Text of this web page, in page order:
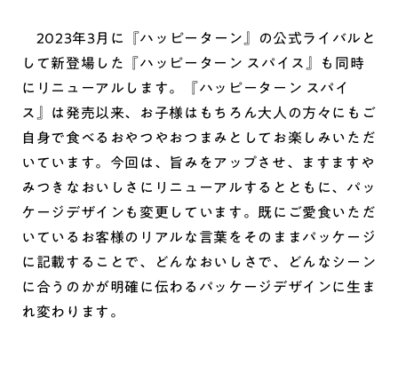
2023年3月に『ハッピーターン』の公式ライバルと
して新登場した『ハッピーターン スパイス』も同時
にリニューアルします。『ハッピーターン スパイ
ス』は発売以来、お子様はもちろん大人の方々にもご
自身で食べるおやつやおつまみとしてお楽しみいただ
いています。今回は、旨みをアップさせ、ますますや
みつきなおいしさにリニューアルするとともに、パッ
ケージデザインも変更しています。既にご愛食いただ
いているお客様のリアルな言葉をそのままパッケージ
に記載することで、どんなおいしさで、どんなシーン
に合うのかが明確に伝わるパッケージデザインに生ま
れ変わります。